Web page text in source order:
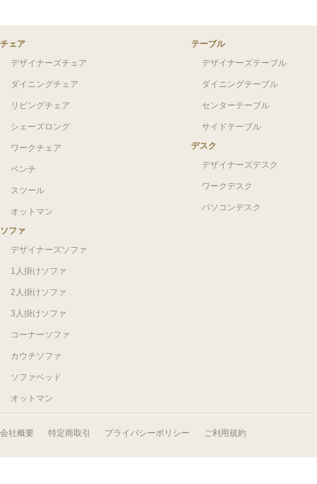
チェア
デザイナーズチェア
ダイニングチェア
リビングチェア
シェーズロング
ワークチェア
ベンチ
スツール
オットマン
ソファ
デザイナーズソファ
1人掛けソファ
2人掛けソファ
3人掛けソファ
コーナーソファ
カウチソファ
ソファベッド
オットマン
テーブル
デザイナーズテーブル
ダイニングテーブル
センターテーブル
サイドテーブル
デスク
デザイナーズデスク
ワークデスク
パソコンデスク
会社概要 特定商取引 プライバシーポリシー ご利用規約